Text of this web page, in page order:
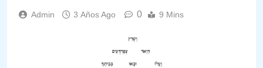
Admin 3 Años Ago 0 9 Mins